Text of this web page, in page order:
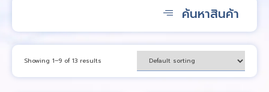
ค้นหาสินค้า
Showing 1–9 of 13 results